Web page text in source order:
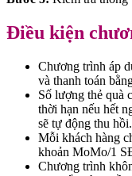
Điều kiện
Chương trình áp
và thanh toán
Số lượng thẻ quà
thời hạn nếu hết
sẽ tự động thu hồi.
Mỗi khách hàng
khoản MoMo/1
Chương trình